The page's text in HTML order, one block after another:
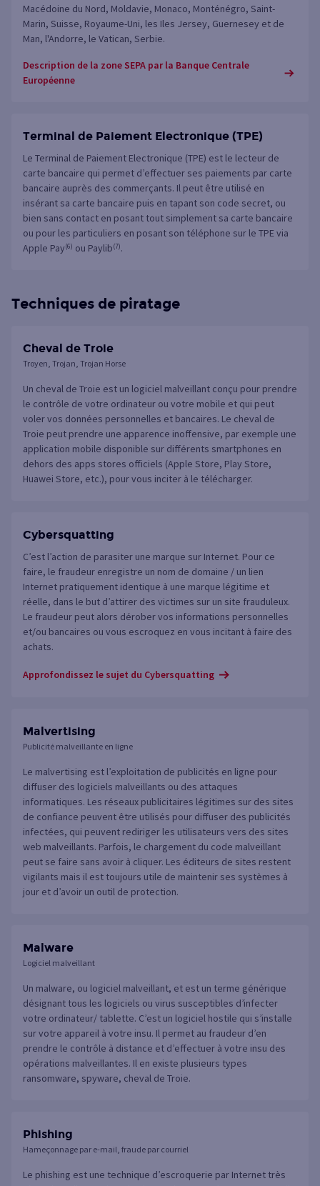
Macédoine du Nord, Moldavie, Monaco, Monténégro, Saint-
Marin, Suisse, Royaume-Uni, les Iles Jersey, Guernesey et de
Man, l'Andorre, le Vatican, Serbie.
Description de la zone SEPA par la Banque Centrale
Européenne
Terminal de Paiement Electronique (TPE)
Le Terminal de Paiement Electronique (TPE) est le lecteur de
carte bancaire qui permet d’effectuer ses paiements par carte
bancaire auprès des commerçants. Il peut être utilisé en
insérant sa carte bancaire puis en tapant son code secret, ou
bien sans contact en posant tout simplement sa carte bancaire
ou pour les particuliers en posant son téléphone sur le TPE via
Apple Pay(6) ou Paylib(7).
Techniques de piratage
Cheval de Troie
Troyen, Trojan, Trojan Horse
Un cheval de Troie est un logiciel malveillant conçu pour prendre
le contrôle de votre ordinateur ou votre mobile et qui peut
voler vos données personnelles et bancaires. Le cheval de
Troie peut prendre une apparence inoffensive, par exemple une
application mobile disponible sur différents smartphones en
dehors des apps stores officiels (Apple Store, Play Store,
Huawei Store, etc.), pour vous inciter à le télécharger.
Cybersquatting
C’est l’action de parasiter une marque sur Internet. Pour ce
faire, le fraudeur enregistre un nom de domaine / un lien
Internet pratiquement identique à une marque légitime et
réelle, dans le but d’attirer des victimes sur un site frauduleux.
Le fraudeur peut alors dérober vos informations personnelles
et/ou bancaires ou vous escroquez en vous incitant à faire des
achats.
Approfondissez le sujet du Cybersquatting
Malvertising
Publicité malveillante en ligne
Le malvertising est l’exploitation de publicités en ligne pour
diffuser des logiciels malveillants ou des attaques
informatiques. Les réseaux publicitaires légitimes sur des sites
de confiance peuvent être utilisés pour diffuser des publicités
infectées, qui peuvent rediriger les utilisateurs vers des sites
web malveillants. Parfois, le chargement du code malveillant
peut se faire sans avoir à cliquer. Les éditeurs de sites restent
vigilants mais il est toujours utile de maintenir ses systèmes à
jour et d’avoir un outil de protection.
Malware
Logiciel malveillant
Un malware, ou logiciel malveillant, et est un terme générique
désignant tous les logiciels ou virus susceptibles d’infecter
votre ordinateur/ tablette. C’est un logiciel hostile qui s’installe
sur votre appareil à votre insu. Il permet au fraudeur d’en
prendre le contrôle à distance et d’effectuer à votre insu des
opérations malveillantes. Il en existe plusieurs types
ransomware, spyware, cheval de Troie.
Phishing
Hameçonnage par e-mail, fraude par courriel
Le phishing est une technique d’escroquerie par Internet très